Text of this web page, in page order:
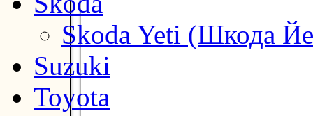
Skoda Yeti (Шкода
Suzuki
Toyota